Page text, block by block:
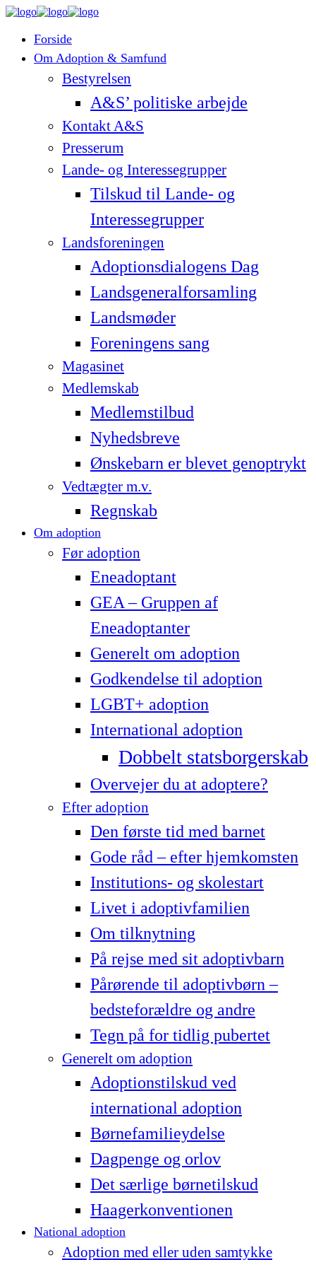
Forside
Om Adoption & Samfund
Bestyrelsen
A&S’ politiske arbejde
Kontakt A&S
Presserum
Lande- og Interessegrupper
Tilskud til Lande- og
Interessegrupper
Landsforeningen
Adoptionsdialogens Dag
Landsgeneralforsamling
Landsmøder
Foreningens sang
Magasinet
Medlemskab
Medlemstilbud
Nyhedsbreve
Ønskebarn er blevet genoptrykt
Vedtægter m.v.
Regnskab
Om adoption
Før adoption
Eneadoptant
GEA – Gruppen af
Eneadoptanter
Generelt om adoption
Godkendelse til adoption
LG­BT+ adoption
International adoption
Dobbelt statsborgerskab
Overvejer du at adoptere?
Efter adoption
Den første tid med barnet
Gode råd – efter hjemkomsten
Institutions- og skolestart
Livet i adoptivfamilien
Om tilknytning
På rejse med sit adoptivbarn
Pårørende til adoptivbørn –
bedsteforældre og andre
Tegn på for tidlig pubertet
Generelt om adoption
Adoptionstilskud ved
international adoption
Børnefamilieydelse
Dagpenge og orlov
Det særlige børnetilskud
Haagerkonventionen
National adoption
Adoption med eller uden samtykke